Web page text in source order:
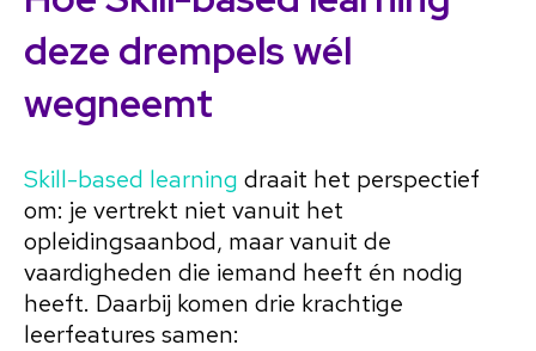
deze drempels wél
wegneemt
Skill-based learning draait het perspectief
om: je vertrekt niet vanuit het
opleidingsaanbod, maar vanuit de
vaardigheden die iemand heeft én nodig
heeft. Daarbij komen drie krachtige
leerfeatures samen: